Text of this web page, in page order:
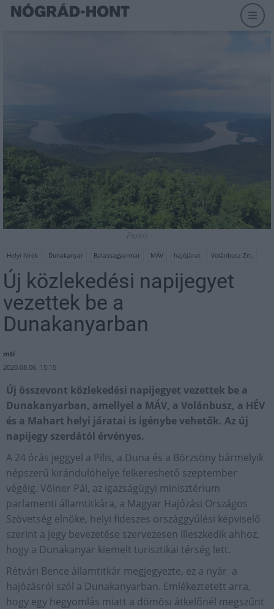
Pexels
Helyi hírek Dunakanyar Balassagyarmat MÁV hajójárat Volánbusz Zrt.
Új közlekedési napijegyet
vezettek be a
Dunakanyarban
mti
2020.08.06. 15:15
Új összevont közlekedési napijegyet vezettek be a
Dunakanyarban, amellyel a MÁV, a Volánbusz, a HÉV
és a Mahart helyi járatai is igénybe vehetők. Az új
napijegy szerdától érvényes.
A 24 órás jeggyel a Pilis, a Duna és a Börzsöny bármelyik
népszerű kirándulóhelye felkereshető szeptember
végéig. Völner Pál, az igazságügyi minisztérium
parlamenti államtitkára, a Magyar Hajózási Országos
Szövetség elnöke, helyi fideszes országgyűlési képviselő
szerint a jegy bevezetése szervezesen illeszkedik ahhoz,
hogy a Dunakanyar kiemelt turisztikai térség lett.
Rétvári Bence államtitkár megjegyezte, ez a nyár a
hajózásról szól a Dunakanyarban. Emlékeztetett arra,
hogy egy hegyomlás miatt a dömösi átkelőnél megszűnt